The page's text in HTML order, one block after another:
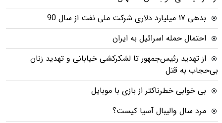
بدهی ١٧ میلیارد دلاری شرکت ملی نفت از سال 90
احتمال حمله اسرائیل به ایران
از تهدید رئیس‌جمهور تا لشکرکشی خیابانی و تهدید زنان
بی‌حجاب به قتل
بی خوابی خطرناکتر از بازی با موبایل
مرد سال والیبال آسیا کیست؟